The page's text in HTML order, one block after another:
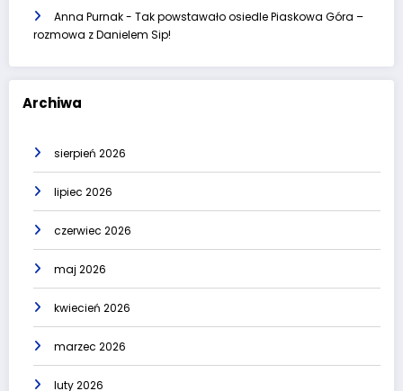
Anna Purnak- Tak powstawało osiedle Piaskowa Góra –
rozmowa z Danielem Sip!
Archiwa
sierpień 2026
lipiec 2026
czerwiec 2026
maj 2026
kwiecień 2026
marzec 2026
luty 2026